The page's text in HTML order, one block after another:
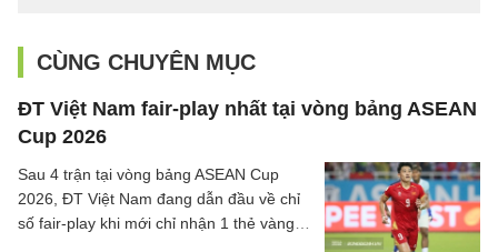
CÙNG CHUYÊN MỤC
ĐT Việt Nam fair-play nhất tại vòng bảng ASEAN
Cup 2026
Sau 4 trận tại vòng bảng ASEAN Cup
2026, ĐT Việt Nam đang dẫn đầu về chỉ
số fair-play khi mới chỉ nhận 1 thẻ vàng